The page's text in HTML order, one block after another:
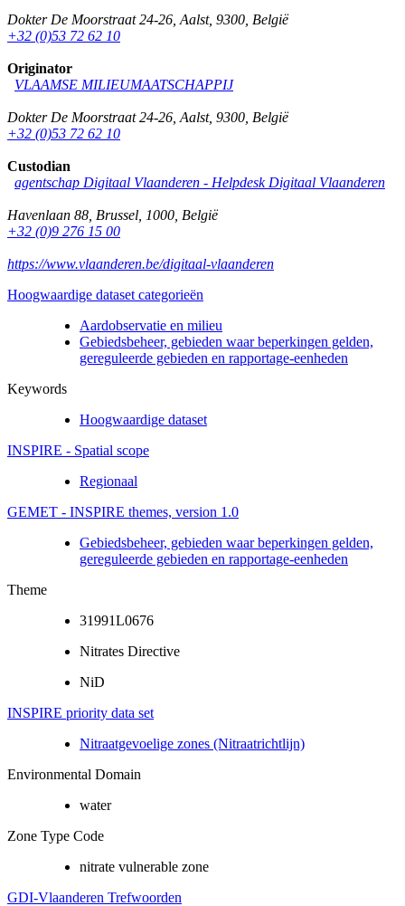
Dokter De Moorstraat 24-26 Aalst, 9300 België
+32 (0)53 72 62 10
Originator
VLAAMSE MILIEUMAATSCHAPPIJ
Dokter De Moorstraat 24-26 Aalst, 9300 België
+32 (0)53 72 62 10
Custodian
agentschap Digitaal Vlaanderen - Helpdesk Digitaal Vlaanderen
Havenlaan 88 Brussel 1000 België
+32 (0)9 276 15 00
https://www.vlaanderen.be/digitaal-vlaanderen
Hoogwaardige dataset categorieën
Aardobservatie en milieu
Gebiedsbeheer, gebieden waar beperkingen gelden,
gereguleerde gebieden en rapportage-eenheden
Keywords
Hoogwaardige dataset
INSPIRE - Spatial scope
Regionaal
GEMET - INSPIRE themes, version 1.0
Gebiedsbeheer, gebieden waar beperkingen gelden,
gereguleerde gebieden en rapportage-eenheden
Theme
31991L0676
Nitrates Directive
NiD
INSPIRE priority data set
Nitraatgevoelige zones (Nitraatrichtlijn)
Environmental Domain
water
Zone Type Code
nitrate vulnerable zone
GDI-Vlaanderen Trefwoorden